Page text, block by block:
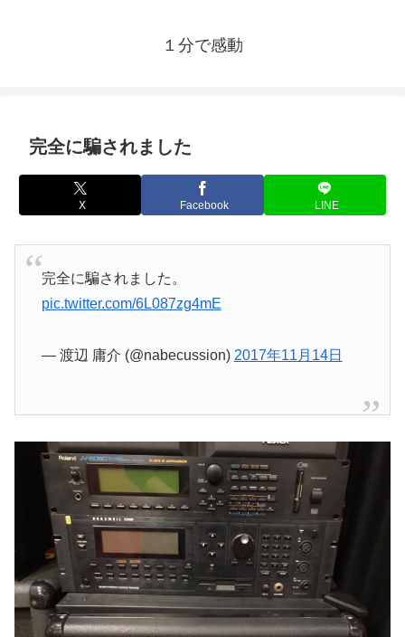
１分で感動
完全に騙されました
X Facebook LINE
完全に騙されました。
pic.twitter.com/6L087zg4mE
— 渡辺 庸介 (@nabecussion) 2017年11月14日